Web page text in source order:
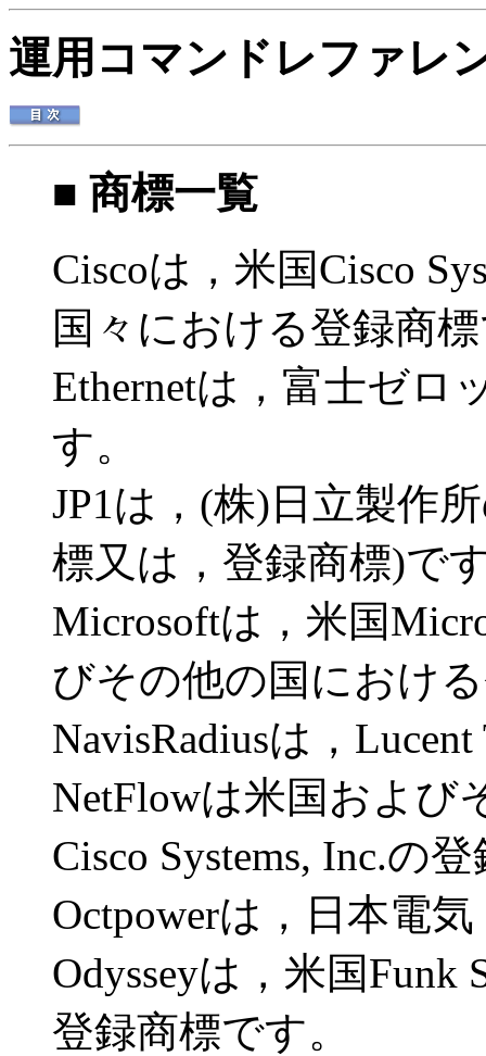
運用コマンドレファレ
■ 商標一覧
Ciscoは，米国Cisco
国々における登録商
Ethernetは，富士ゼロ
す。
JP1は，(株)日立製作
標又は，登録商標)で
Microsoftは，米国
びその他の国におけ
NavisRadiusは，
NetFlowは米国および
Cisco Systems, Inc.の
Octpowerは，日本電
Odysseyは，米国Funk
登録商標です。